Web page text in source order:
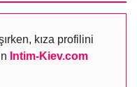
kıza profilini
Intim-Kiev.com